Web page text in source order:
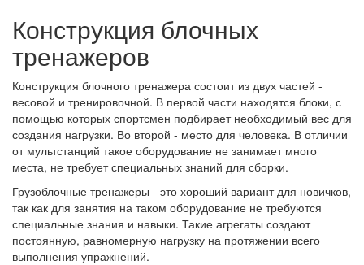
Конструкция блочных
тренажеров
Конструкция блочного тренажера состоит из двух частей -
весовой и тренировочной. В первой части находятся блоки, с
помощью которых спортсмен подбирает необходимый вес для
создания нагрузки. Во второй - место для человека. В отличии
от мультстанций такое оборудование не занимает много
места, не требует специальных знаний для сборки.
Грузоблочные тренажеры - это хороший вариант для новичков,
так как для занятия на таком оборудование не требуются
специальные знания и навыки. Такие агрегаты создают
постоянную, равномерную нагрузку на протяжении всего
выполнения упражнений.